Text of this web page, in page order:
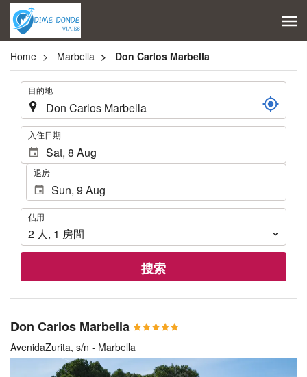
Home Marbella Don Carlos Marbella
. 目的地
. 入住日期
退房
佔
用
佔用
2 人, 1 房間
搜索
Don Carlos Marbella
AvenidaZurita, s/n - Marbella